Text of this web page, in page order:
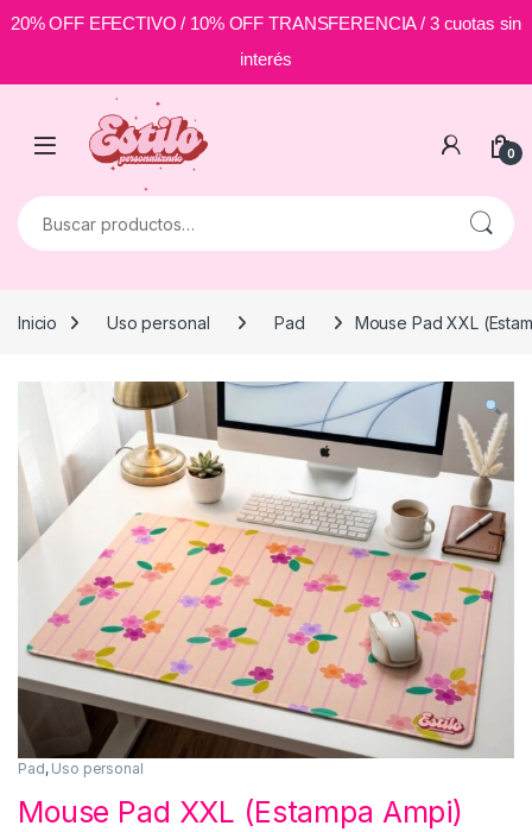
20% OFF EFECTIVO / 10% OFF TRANSFERENCIA / 3 cuotas sin
interés
Skip to navigation
0
Buscar por:
Inicio Uso personal Pad Mouse Pad XXL
Pad, Uso personal
Mouse Pad XXL (Estampa Ampi)